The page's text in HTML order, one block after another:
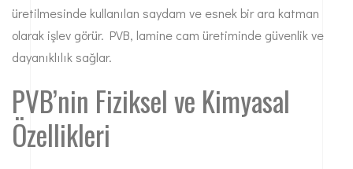
üretilmesinde kullanılan saydam ve esnek bir ara katman
olarak işlev görür. PVB, lamine cam üretiminde güvenlik ve
dayanıklılık sağlar.
PVB’nin Fiziksel ve Kimyasal
Özellikleri